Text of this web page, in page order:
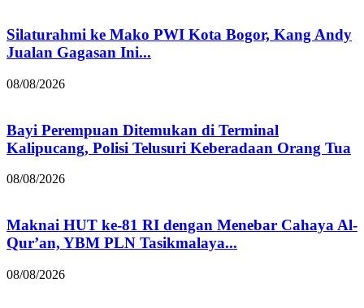
Silaturahmi ke Mako PWI Kota Bogor, Kang Andy
Jualan Gagasan Ini...
08/08/2026
Bayi Perempuan Ditemukan di Terminal
Kalipucang, Polisi Telusuri Keberadaan Orang Tua
08/08/2026
Maknai HUT ke-81 RI dengan Menebar Cahaya Al-
Qur’an, YBM PLN Tasikmalaya...
08/08/2026